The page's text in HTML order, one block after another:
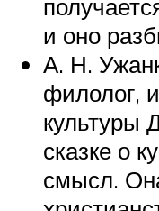
и оно
А. Н.
филолог,
культуры
сказке о
смысл.